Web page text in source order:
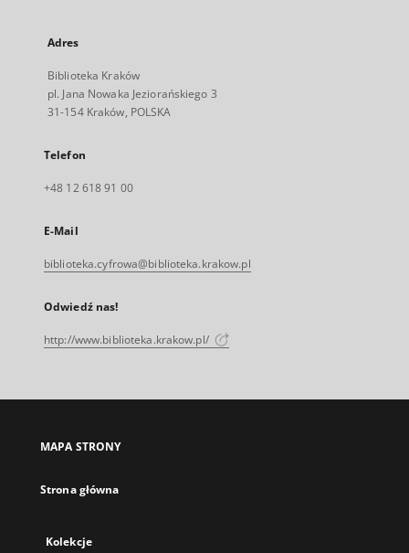
Adres
Biblioteka Kraków
pl. Jana Nowaka Jeziorańskiego 3
31-154 Kraków, POLSKA
Telefon
+48 12 618 91 00
E-Mail
biblioteka.cyfrowa@biblioteka.krakow.pl
Odwiedź nas!
http://www.biblioteka.krakow.pl/
MAPA STRONY
Strona główna
Kolekcje